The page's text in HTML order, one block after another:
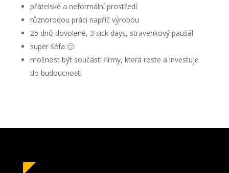
přátelské a neformální prostředí
různorodou práci napříč výrobou
25 dnů dovolené, 3 sick days, stravenkový paušál
super šéfa 🙂
možnost být součástí firmy, která roste a investuje
do budoucnosti